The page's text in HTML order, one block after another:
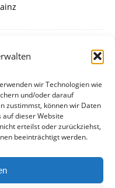
wir Technologien wie
und/oder darauf
zustimmst, können wir Daten
dieser Website
erteilst oder zurückziehst,
beeinträchtigt werden.